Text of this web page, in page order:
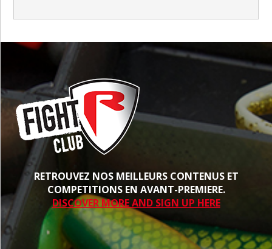
RETROUVEZ NOS MEILLEURS CONTENUS ET
COMPETITIONS EN AVANT-PREMIERE.
DISCOVER MORE AND SIGN UP HERE